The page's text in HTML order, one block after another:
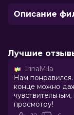
Описание
большая
рабочие,
постоянно
попадает в
своему ужасу
невероятным
Лучшие
IrinaMila
Нам
конце можно
просмотру!